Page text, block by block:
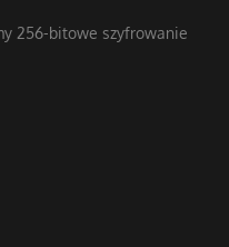
256-bitowe szyfrowanie